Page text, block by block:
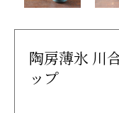
陶房薄氷 川
ップ